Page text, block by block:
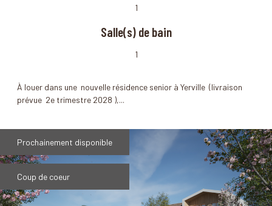
1
Salle(s) de bain
1
À louer dans une nouvelle résidence senior à Yerville (livraison
prévue 2e trimestre 2028 ),...
Prochainement disponible
Coup de coeur